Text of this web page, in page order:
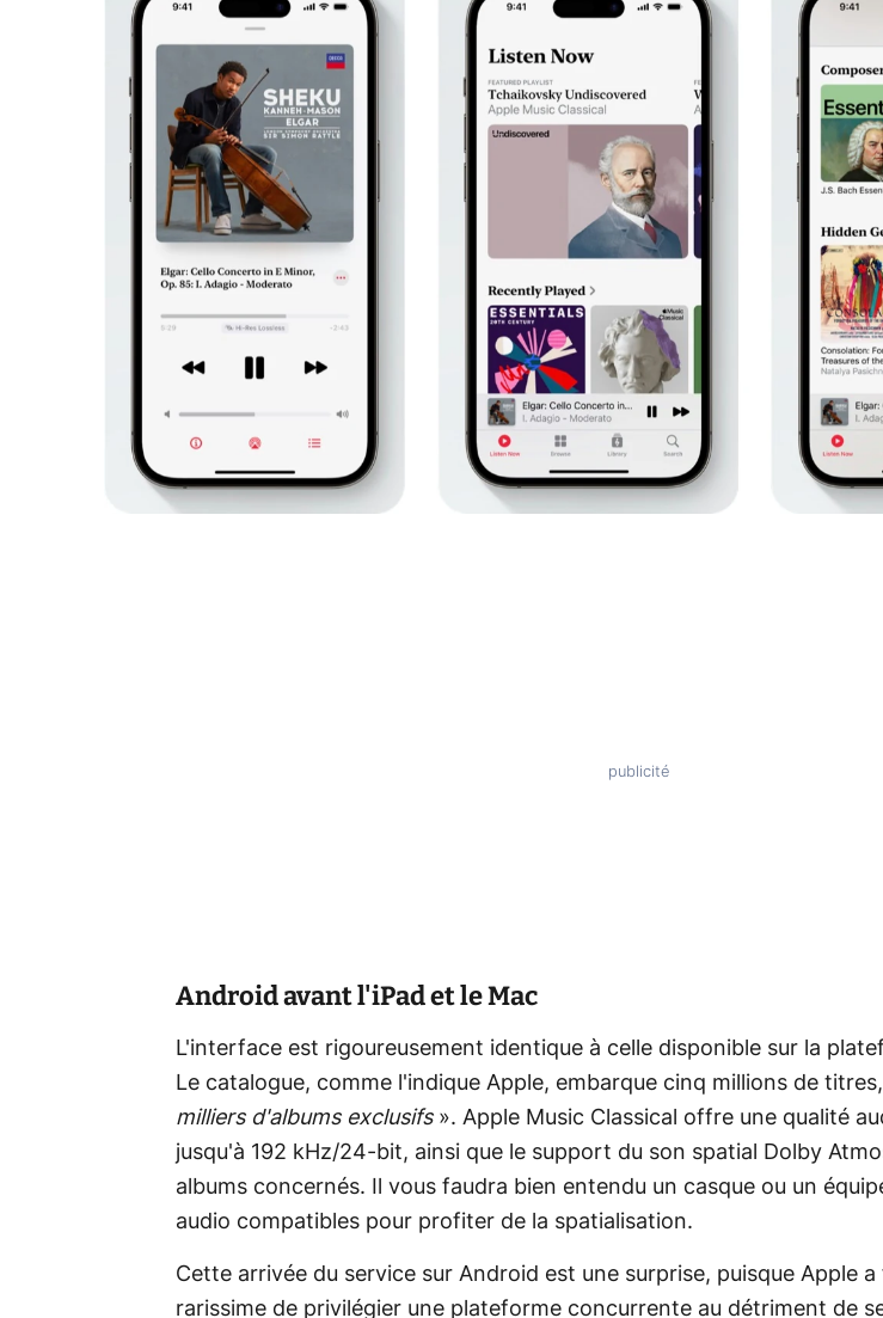
Android avant l'iPad et le Mac
L'interface est rigoureusement identique à celle disponible sur la
Le catalogue, comme l'indique Apple, embarque cinq millions de
milliers d'albums exclusifs». Apple Music Classical offre une qualité
jusqu'à 192 kHz/24-bit, ainsi que le support du son spatial Dolby
albums concernés. Il vous faudra bien entendu un casque ou un
audio compatibles pour profiter de la spatialisation.
Cette arrivée du service sur Android est une surprise, puisque Apple
rarissime de privilégier une plateforme concurrente au détriment de